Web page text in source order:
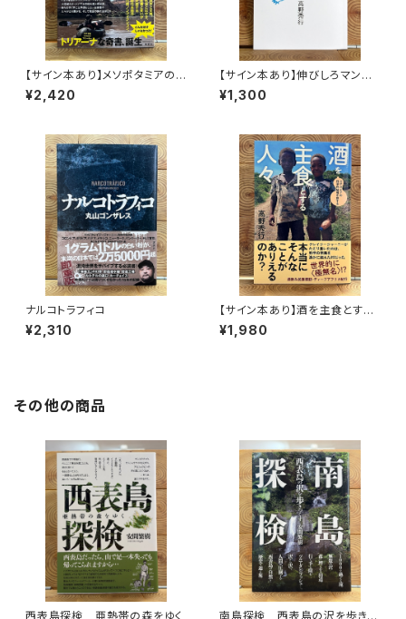
【サイン本あり】メソポタミアの
ボート三人男
¥2,420
【サイン本あり】伸びしろマンが
ゆく！
¥1,300
ナルコトラフィコ
¥2,310
【サイン本あり】酒を主食とする
人々 エチオピアの科学的秘境
を旅する
¥1,980
その他の商品
西表島探検 亜熱帯の森をゆく
南島探検 西表島の沢を歩きつ